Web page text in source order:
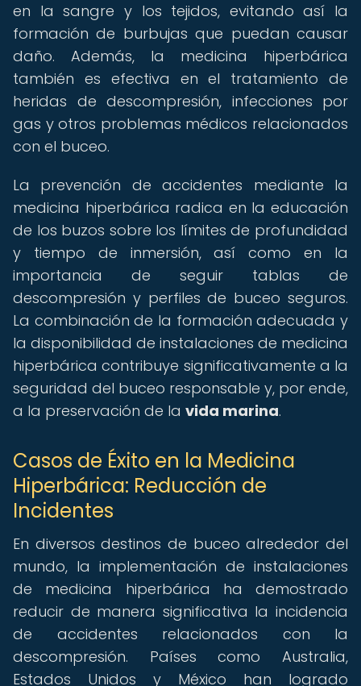
en la sangre y los tejidos, evitando así la
formación de burbujas que puedan causar
daño. Además, la medicina hiperbárica
también es efectiva en el tratamiento de
heridas de descompresión, infecciones por
gas y otros problemas médicos relacionados
con el buceo.
La prevención de accidentes mediante la
medicina hiperbárica radica en la educación
de los buzos sobre los límites de profundidad
y tiempo de inmersión, así como en la
importancia de seguir tablas de
descompresión y perfiles de buceo seguros.
La combinación de la formación adecuada y
la disponibilidad de instalaciones de medicina
hiperbárica contribuye significativamente a la
seguridad del buceo responsable y, por ende,
a la preservación de la vida marina.
Casos de Éxito en la Medicina
Hiperbárica: Reducción de
Incidentes
En diversos destinos de buceo alrededor del
mundo, la implementación de instalaciones
de medicina hiperbárica ha demostrado
reducir de manera significativa la incidencia
de accidentes relacionados con la
descompresión. Países como Australia,
Estados Unidos y México han logrado